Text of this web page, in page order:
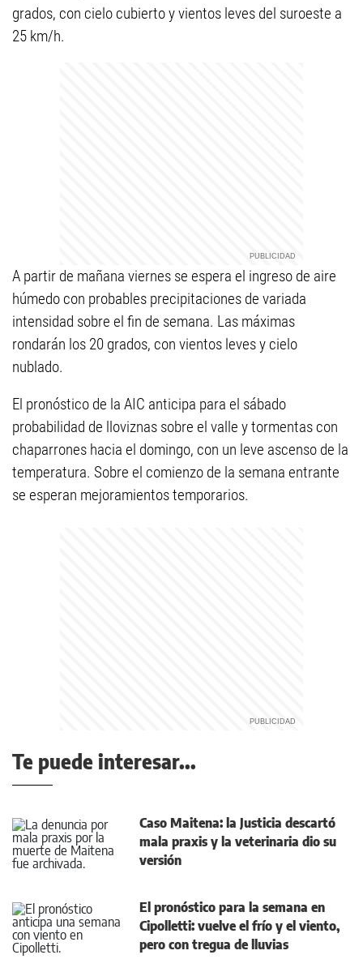
grados, con cielo cubierto y vientos leves del suroeste a
25 km/h.
A partir de mañana viernes se espera el ingreso de aire
húmedo con probables precipitaciones de variada
intensidad sobre el fin de semana. Las máximas
rondarán los 20 grados, con vientos leves y cielo
nublado.
El pronóstico de la AIC anticipa para el sábado
probabilidad de lloviznas sobre el valle y tormentas con
chaparrones hacia el domingo, con un leve ascenso de la
temperatura. Sobre el comienzo de la semana entrante
se esperan mejoramientos temporarios.
Te puede interesar...
Caso Maitena: la Justicia descartó
mala praxis y la veterinaria dio su
versión
El pronóstico para la semana en
Cipolletti: vuelve el frío y el viento,
pero con tregua de lluvias